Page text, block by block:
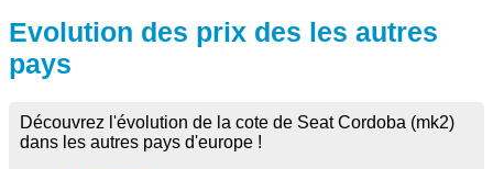
Evolution des prix des les autres
pays
Découvrez l'évolution de la cote de Seat Cordoba (mk2)
dans les autres pays d'europe !